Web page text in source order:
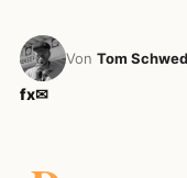
Von Tom
fx✉